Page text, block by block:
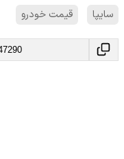
سایپا قیمت خودرو